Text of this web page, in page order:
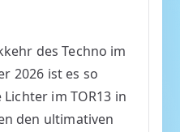
des Techno im
2026 ist es so
im TOR13 in
den ultimativen